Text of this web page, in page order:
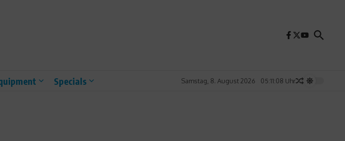
Specials Samstag, 8. August 2026 05:11:09 Uhr